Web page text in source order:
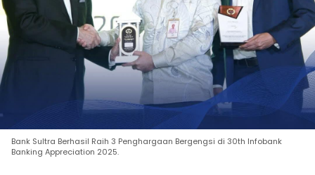
Bank Sultra Berhasil Raih 3 Penghargaan Bergengsi di 30th Infobank
Banking Appreciation 2025.